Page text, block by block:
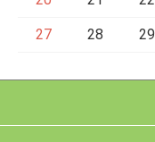
27 28 29